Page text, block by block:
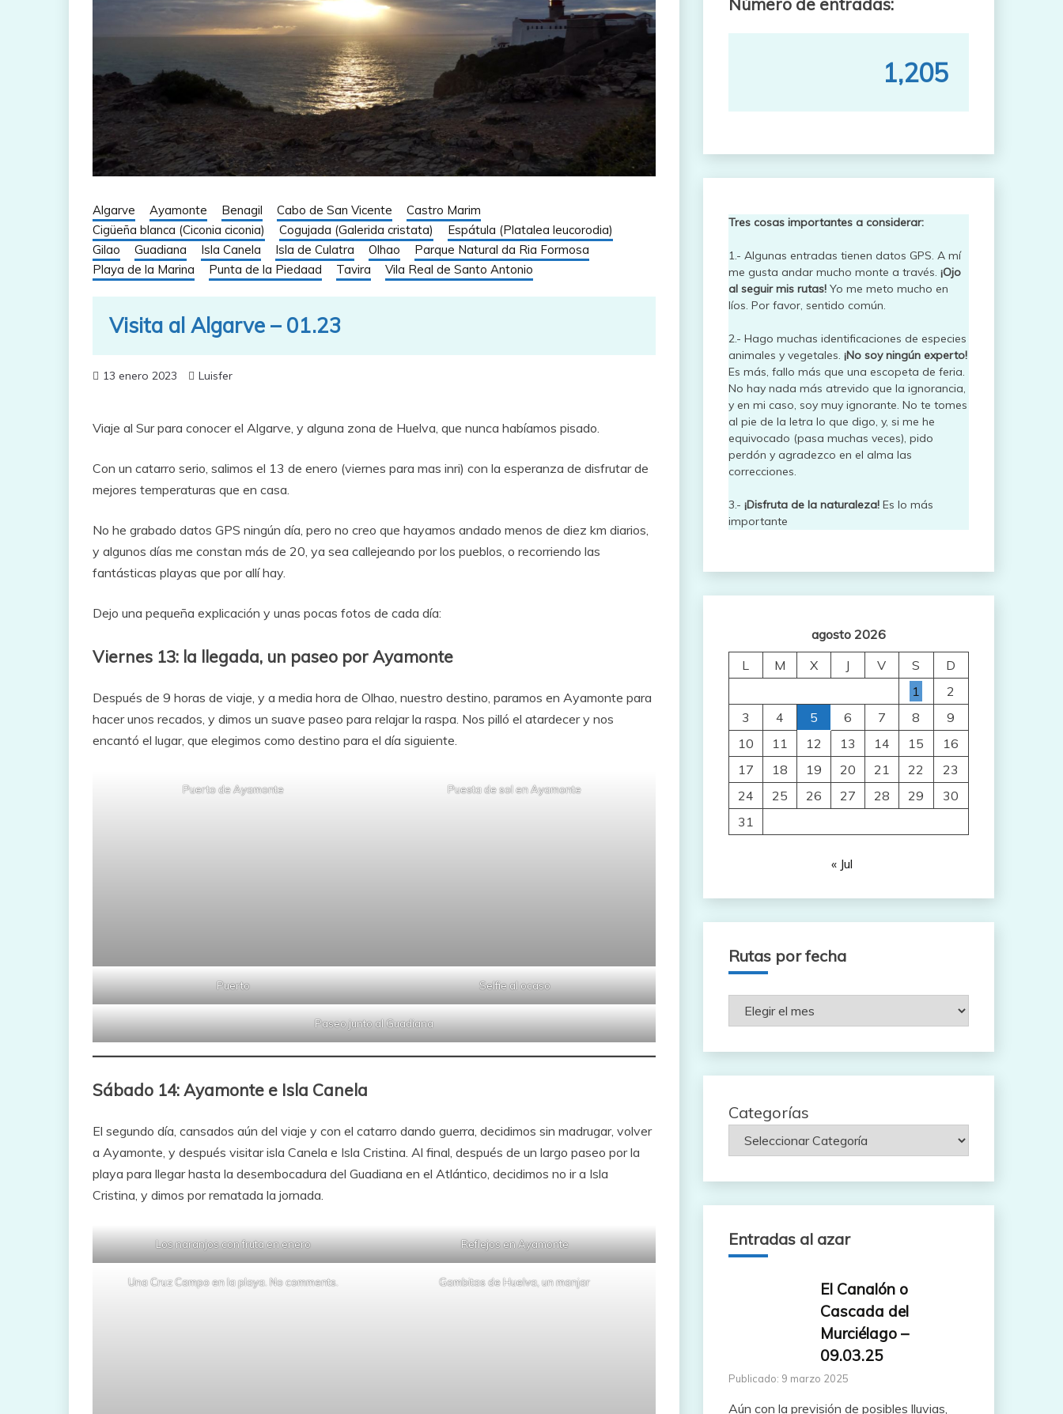
Algarve Ayamonte Benagil Cabo de San Vicente
Castro Marim
Cigüeña blanca (Ciconia ciconia)
Cogujada (Galerida cristata)
Espátula (Platalea leucorodia)
Gilao
Guadiana Isla Canela Isla de Culatra Olhao
Parque Natural da Ria Formosa
Playa de la Marina
Punta de la Piedaad Tavira Vila Real de Santo Antonio
Visita al Algarve – 01.23
13 enero 2023 Luisfer
Viaje al Sur para conocer el Algarve, y alguna zona de Huelva, que nunca habíamos pisado.
Con un catarro serio, salimos el 13 de enero (viernes para mas inri) con la esperanza de disfrutar de
mejores temperaturas que en casa.
No he grabado datos GPS ningún día, pero no creo que hayamos andado menos de diez km diarios,
y algunos días me constan más de 20, ya sea callejeando por los pueblos, o recorriendo las
fantásticas playas que por allí hay.
Dejo una pequeña explicación y unas pocas fotos de cada día:
Viernes 13: la llegada, un paseo por Ayamonte
Después de 9 horas de viaje, y a media hora de Olhao, nuestro destino, paramos en Ayamonte para
hacer unos recados, y dimos un suave paseo para relajar la raspa. Nos pilló el atardecer y nos
encantó el lugar, que elegimos como destino para el día siguiente.
Puerto de Ayamonte Puesta de sol en Ayamonte
Puerto Selfie al ocaso
Paseo junto al Guadiana
Sábado 14: Ayamonte e Isla Canela
El segundo día, cansados aún del viaje y con el catarro dando guerra, decidimos sin madrugar, volver
a Ayamonte, y después visitar isla Canela e Isla Cristina. Al final, después de un largo paseo por la
playa para llegar hasta la desembocadura del Guadiana en el Atlántico, decidimos no ir a Isla
Cristina, y dimos por rematada la jornada.
Los naranjos con fruta en enero Reflejos en Ayamonte
Una Cruz Campo en la playa. No comments. Gambitas de Huelva, un manjar
1,205
Tres cosas importantes a considerar:
1.- Algunas entradas tienen datos GPS. A mí
me gusta andar mucho monte a través. ¡Ojo
al seguir mis rutas!Yo me meto mucho en
líos. Por favor, sentido común.
2.- Hago muchas identificaciones de especies
animales y vegetales. ¡No soy ningún experto!
Es más, fallo más que una escopeta de feria.
No hay nada más atrevido que la ignorancia,
y en mi caso, soy muy ignorante. No te tomes
al pie de la letra lo que digo, y, si me he
equivocado (pasa muchas veces), pido
perdón y agradezco en el alma las
correcciones.
3.- ¡Disfruta de la naturaleza!Es lo más
importante
agosto 2026
L
M X J V S
D
1
2
3
4 5 6 7 8
9
10
11 12 13 14 15
16
17
18 19 20 21 22
23
24
25 26 27 28 29
30
31
« Jul
Rutas por fecha
Rutas
Categorías
Entradas al azar
El Canalón o
Cascada del
Murciélago –
09.03.25
Publicado: 9 marzo 2025
Aún con la previsión de posibles lluvias,